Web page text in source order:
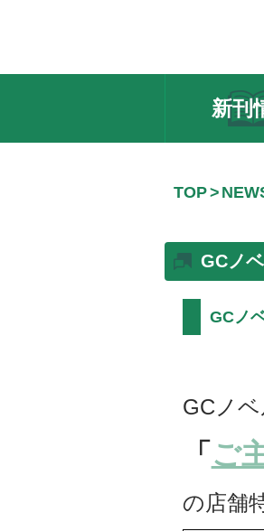
新刊
TOP
GCノ
GCノ
GCノ
「 ご
の店舗